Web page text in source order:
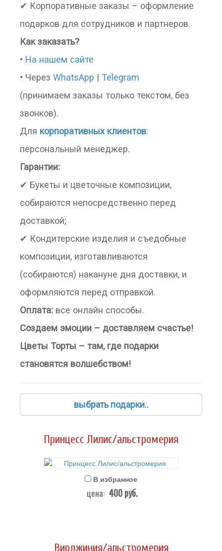
✔ Корпоративные заказы – оформление
подарков для сотрудников и партнеров.
Как заказать?
• На нашем сайте
• Через WhatsApp | Telegram
(принимаем заказы только текстом, без
звонков).
Для корпоративных клиентов:
персональный менеджер.
Гарантии:
✔ Букеты и цветочные композиции,
собираются непосредственно перед
доставкой;
✔ Кондитерские изделия и съедобные
композиции, изготавливаются
(собираются) накануне дня доставки, и
оформляются перед отправкой.
Оплата: все онлайн способы.
Создаем эмоции – доставляем счастье!
Цветы Торты – там, где подарки
становятся волшебством!
выбрать подарки..
Принцесс Лилис/альстромерия
В избранное
цена: 400руб.
Вирджиния/альстромерия